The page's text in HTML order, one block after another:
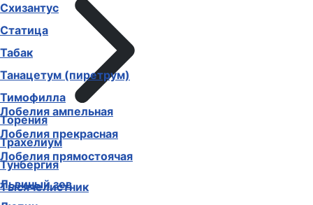
Лобелия ампельная
Лобелия прекрасная
Лобелия прямостоячая
Львиный зев
Схизантус
Статица
Табак
Танацетум (пиретрум)
Тимофилла
Торения
Трахелиум
Тунбергия
Тысячелистник